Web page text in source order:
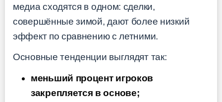
медиа сходятся в одном: сделки,
совершённые зимой, дают более низкий
эффект по сравнению с летними.
Основные тенденции выглядят так:
меньший процент игроков
закрепляется в основе;